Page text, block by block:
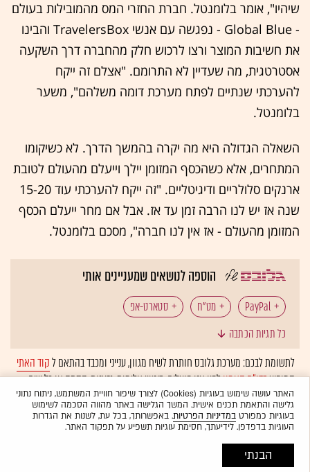
שיהיו", אומר בלומנטל. חברת החזרי המס מהמובילות בעולם
- Global Blue - נפגשה עם אנשי TravelersBox והבינו
את חשיבות המוצר ורצו לרכוש חלק מהחברה דרך השקעה
אסטרטגית, מה שעדיין לא התרומם. "אצלם זה ייקח
להערכתי שנתיים לפתח מערכת דומה משלהם", משער
בלומנטל.
השאלה הגדולה היא מה יקרה בהמשך הדרך. לא כשיקומו
המתחרים, אלא כשהכסף המזומן יילך וייעלם מהעולם לטובת
ארנקים סלולריים ודיגיטליים. "זה ייקח להערכתי עוד 15-20
שנה אז יש לנו הרבה זמן עד אז. אבל אם מחר ייעלם הכסף
המזומן מהעולם - אז אין לנו חברה", מסכם בלומנטל.
הוספה לנושאים שמעניינים אותי
מט"ח
סטארט-אפ
כל תגיות הכתבה
לתשומת לבכם: מערכת גלובס חותרת לשיח מגוון, ענייני ומכבד בהתאם לקוד האתי
המופיעבדו"ח האמוןלפיו אנו פועלים. ביטויי אלימות, גזענות, הסתה או כל שיח
בלתי הולם אחר מסוננים בצורהאוטומטיתולא יפורסמו באתר.
האתר עושה שימוש בעוגיות (Cookies) לצורך שיפור חוויית המשתמש, ניתוח נתוני
גלישה והתאמת תכנים אישית. המשך הגלישה באתר מהווה הסכמה לשימוש
בעוגיות כמפורטבמדיניות הפרטיות. באפשרותך, בכל עת, לשנות את הגדרות
העוגיות בדפדפן. לידיעתך, חסימת עוגיות תשפיע על תפקוד האתר.
הבנתי